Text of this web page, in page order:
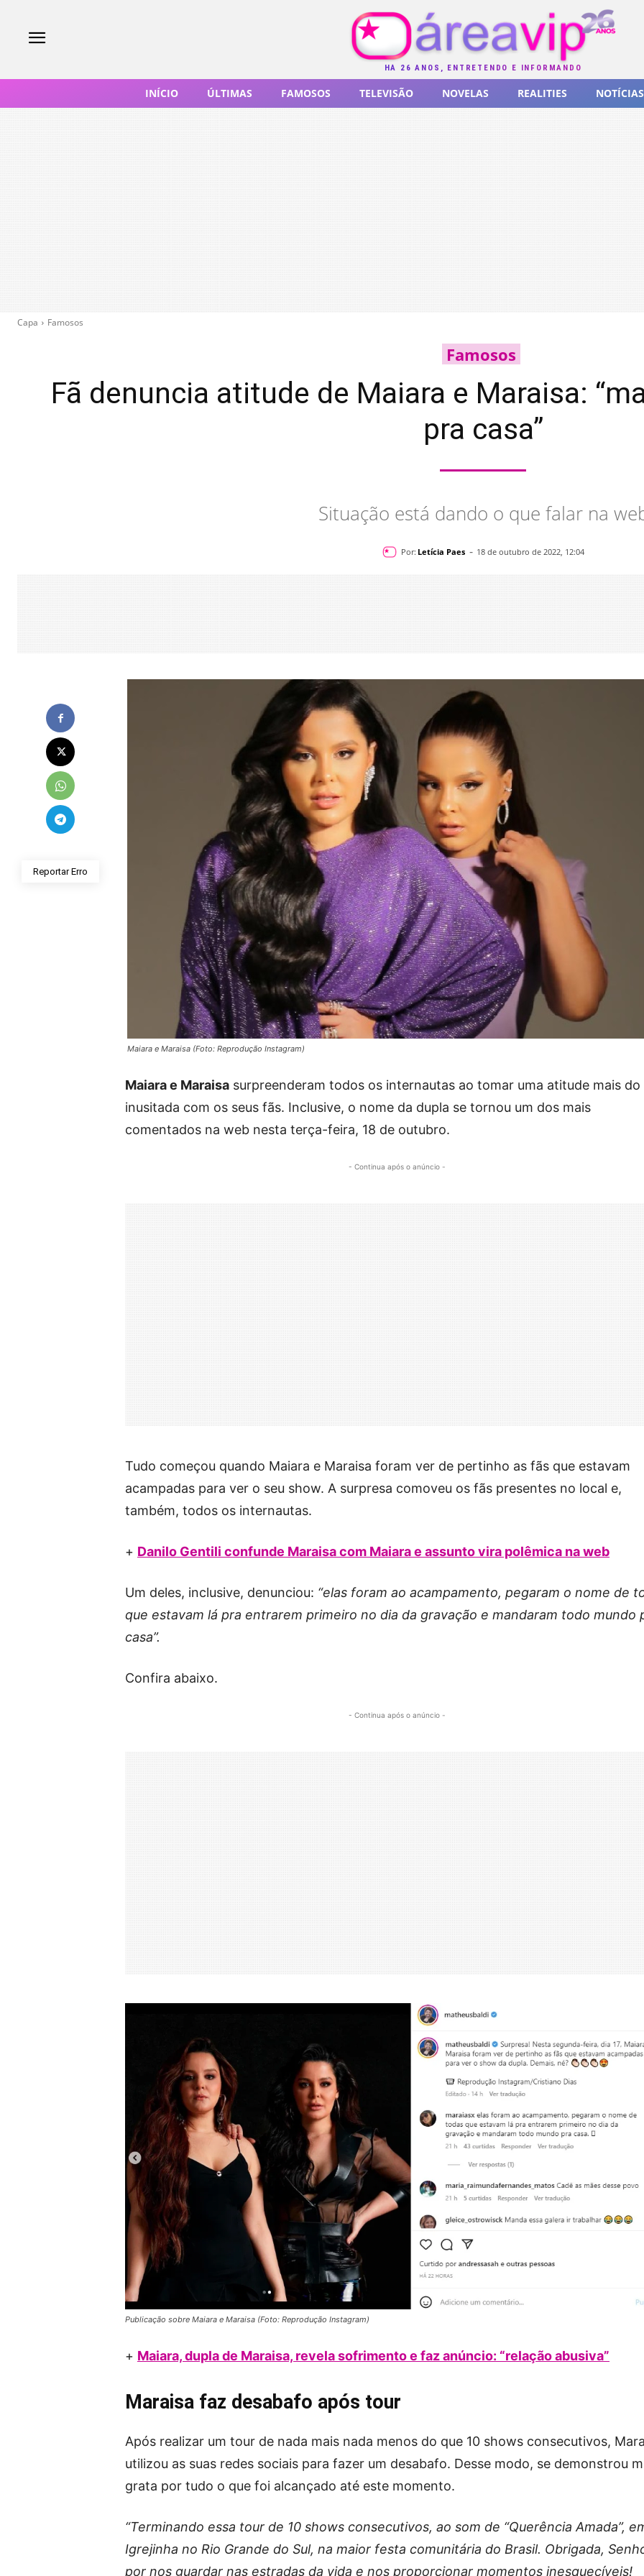
HÁ 26 ANOS, ENTRETENDO E INFORMANDO
INÍCIO ÚLTIMAS FAMOSOS TELEVISÃO NOVELAS REALITIES NOTÍCIAS
Capa Famosos
Famosos
Fã denuncia atitude de Maiara e Maraisa:
pra casa”
Situação está dando o que falar na
Por: Letícia Paes - 18 de outubro de 2022, 12:04
Reportar Erro
Maiara e Maraisa (Foto: Reprodução Instagram)
Maiara e Maraisa surpreenderam todos os internautas ao tomar uma atitude mais do
inusitada com os seus fãs. Inclusive, o nome da dupla se tornou um dos mais
comentados na web nesta terça-feira, 18 de outubro.
- Continua após o anúncio -
Tudo começou quando Maiara e Maraisa foram ver de pertinho as fãs que estavam
acampadas para ver o seu show. A surpresa comoveu os fãs presentes no local e,
também, todos os internautas.
+ Danilo Gentili confunde Maraisa com Maiara e assunto vira polêmica na web
Um deles, inclusive, denunciou: “elas foram ao acampamento, pegaram o nome de
que estavam lá pra entrarem primeiro no dia da gravação e mandaram todo mundo
casa”.
Confira abaixo.
- Continua após o anúncio -
Publicação sobre Maiara e Maraisa (Foto: Reprodução Instagram)
+ Maiara, dupla de Maraisa, revela sofrimento e faz anúncio: “relação abusiva”
Maraisa faz desabafo após tour
Após realizar um tour de nada mais nada menos do que 10 shows consecutivos,
utilizou as suas redes sociais para fazer um desabafo. Desse modo, se demonstrou
grata por tudo o que foi alcançado até este momento.
“Terminando essa tour de 10 shows consecutivos, ao som de “Querência Amada”,
Igrejinha no Rio Grande do Sul, na maior festa comunitária do Brasil. Obrigada,
por nos guardar nas estradas da vida e nos proporcionar momentos inesquecíveis!